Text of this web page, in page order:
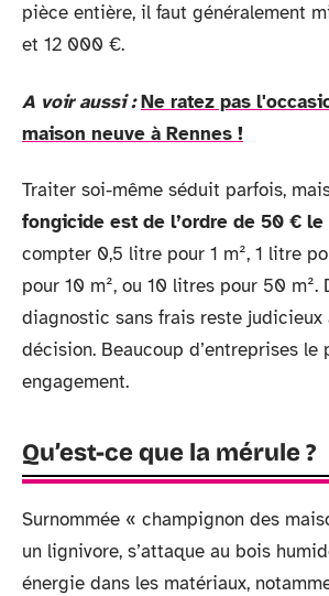
pièce entière, il faut généralement
et 12 000 €.
A voir aussi : Ne ratez pas
maison neuve à Rennes !
Traiter soi-même séduit parfois,
fongicide est de l’ordre de 50 €
compter 0,5 litre pour 1 m², 1 litre
pour 10 m², ou 10 litres pour 50 m².
diagnostic sans frais reste judicieux
décision. Beaucoup d’entreprises le
engagement.
Qu’est-ce que la mérule ?
Surnommée « champignon des
un lignivore, s’attaque au bois
énergie dans les matériaux,